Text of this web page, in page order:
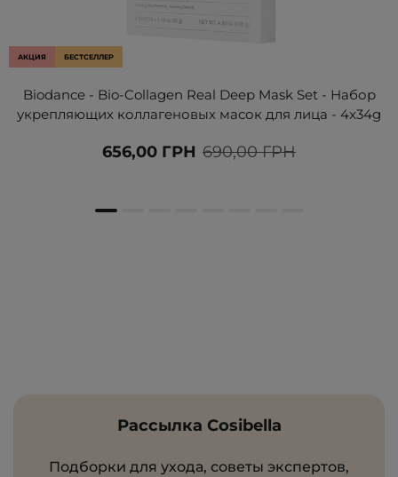
АКЦИЯ БЕСТСЕЛЛЕР
Biodance - Bio-Collagen Real Deep Mask Set - Набор
укрепляющих коллагеновых масок для лица - 4x34g
690,00 ГРН
656,00 ГРН
Рассылка Cosibella
Подборки для ухода, советы экспертов,